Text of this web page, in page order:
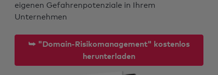
eigenen Gefahrenpotenziale in Ihrem
Unternehmen
⮩ "Domain-Risikomanagement" kostenlos
herunterladen